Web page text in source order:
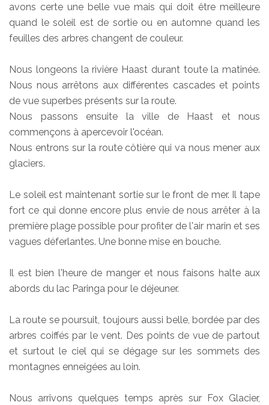
avons certe une belle vue mais qui doit être meilleure
quand le soleil est de sortie ou en automne quand les
feuilles des arbres changent de couleur.
Nous longeons la rivière Haast durant toute la matinée.
Nous nous arrêtons aux différentes cascades et points
de vue superbes présents sur la route.
Nous passons ensuite la ville de Haast et nous
commençons à apercevoir l'océan.
Nous entrons sur la route côtière qui va nous mener aux
glaciers.
Le soleil est maintenant sortie sur le front de mer. Il tape
fort ce qui donne encore plus envie de nous arrêter à la
première plage possible pour profiter de l'air marin et ses
vagues déferlantes. Une bonne mise en bouche.
Il est bien l'heure de manger et nous faisons halte aux
abords du lac Paringa pour le déjeuner.
La route se poursuit, toujours aussi belle, bordée par des
arbres coiffés par le vent. Des points de vue de partout
et surtout le ciel qui se dégage sur les sommets des
montagnes enneigées au loin.
Nous arrivons quelques temps après sur Fox Glacier,